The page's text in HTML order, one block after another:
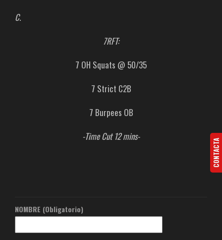
C.
7RFT:
7 OH Squats @ 50/35
7 Strict C2B
7 Burpees OB
-Time Cut 12 mins-
NOMBRE (Obligatorio)
CONTACTA